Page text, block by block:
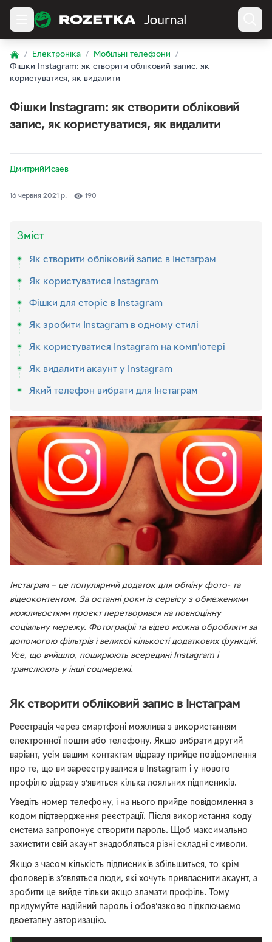
Home
/ Електроніка / Мобільні телефони
/
Фішки Instagram: як створити обліковий запис, як
користуватися, як видалити
Фішки Instagram: як створити обліковий
запис, як користуватися, як видалити
Інстаграм – це популярний додаток для обміну фото- та
відеоконтентом. За останні роки із сервісу з обмеженими
можливостями проєкт перетворився на повноцінну
соціальну мережу. Фотографії та відео можна обробляти за
допомогою фільтрів і великої кількості додаткових функцій.
Усе, що вийшло, поширюють всередині Instagram і
транслюють у інші соцмережі.
Як створити обліковий запис в Інстаграм
Реєстрація через смартфоні можлива з використанням
електронної пошти або телефону. Якщо вибрати другий
варіант, усім вашим контактам відразу прийде повідомлення
про те, що ви зареєструвалися в Instagram і у нового
профілю відразу з’явиться кілька лояльних підписників.
Уведіть номер телефону, і на нього прийде повідомлення з
кодом підтвердження реєстрації. Після використання коду
система запропонує створити пароль. Щоб максимально
захистити свій акаунт знадобляться різні складні символи.
Якщо з часом кількість підписників збільшиться, то крім
фоловерів з’являться люди, які хочуть привласнити акаунт, а
зробити це вийде тільки якщо зламати профіль. Тому
придумуйте надійний пароль і обов’язково підключаємо
двоетапну авторизацію.
ДмитрийИсаев
16 червня 2021 р. 190
Зміст
Як створити обліковий запис в Інстаграм
Як користуватися Instagram
Фішки для сторіс в Instagram
Як зробити Instagram в одному стилі
Як користуватися Instagram на комп’ютері
Як видалити акаунт у Instagram
Який телефон вибрати для Інстаграм